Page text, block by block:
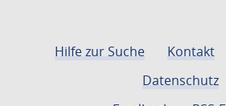
Hilfe zur Suche Kontakt
Datenschutz